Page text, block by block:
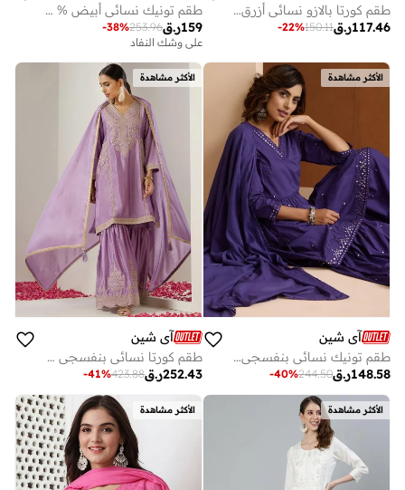
طقم كورتا بالازو نسائي أزرق داكن بوليستر مزيج تصميم ذاتي كامل الطول
ر.ق117.46
150.11
-22%
طقم تونيك نسائي أبيض % قطن مزخرف طويل مستقيم كاجوال
ر.ق159
253.96
-38%
على وشك النفاد
الأكثر مشاهدة
آي شين
طقم تونيك نسائي بنفسجي قطن % مزخرف مع بنطلون بالازو واسع للكاحل
ر.ق148.58
244.50
-40%
الأكثر مشاهدة
آي شين
طقم كورتا نسائي بنفسجي بوليستر مزخرف بطول كامل بقصة مستقيمة بالازو
ر.ق252.43
423.88
-41%
الأكثر مشاهدة الأكثر مشاهدة